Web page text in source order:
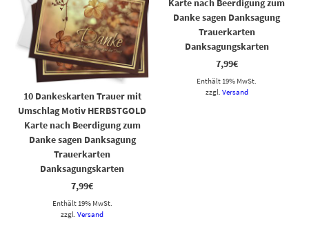
10 Dankeskarten Trauer mit
Umschlag Motiv HERBSTGOLD
Karte nach Beerdigung zum
Danke sagen Danksagung
Trauerkarten
Danksagungskarten
7,99€
Enthält 19% MwSt.
zzgl.Versand
Karte nach Beerdigung zum
Danke sagen Danksagung
Trauerkarten
Danksagungskarten
7,99€
Enthält 19% MwSt.
zzgl. Versand